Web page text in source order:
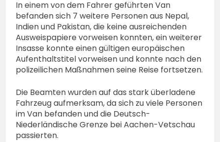
In einem von dem Fahrer geführten Van
befanden sich 7 weitere Personen aus Nepal,
Indien und Pakistan, die keine ausreichenden
Ausweispapiere vorweisen konnten, ein weiterer
Insasse konnte einen gültigen europäischen
Aufenthaltstitel vorweisen und konnte nach den
polizeilichen Maßnahmen seine Reise fortsetzen.
Die Beamten wurden auf das stark überladene
Fahrzeug aufmerksam, da sich zu viele Personen
im Van befanden und die Deutsch-
Niederländische Grenze bei Aachen-Vetschau
passierten.